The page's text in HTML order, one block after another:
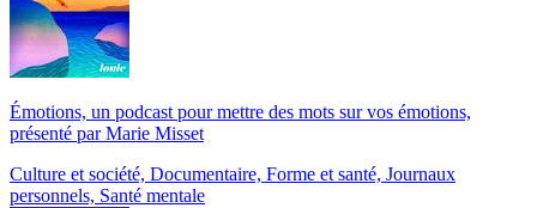
Émotions, un podcast pour mettre des mots sur vos émotions,
présenté par Marie Misset
Culture et société, Documentaire, Forme et santé, Journaux
personnels, Santé mentale